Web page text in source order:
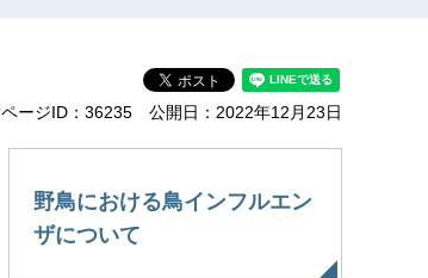
ページID：36235 公開日：2022年12月23日
野鳥における鳥インフルエン
ザについて